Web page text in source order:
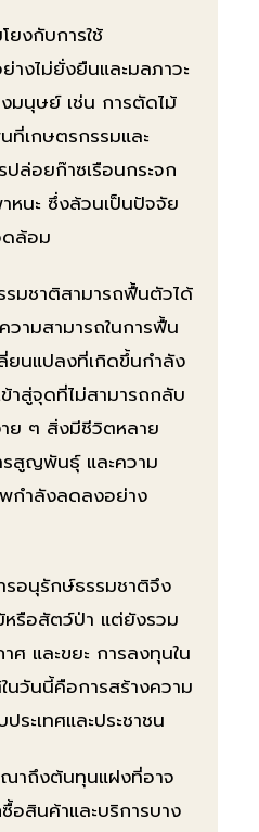
ยงกับการใช้
างไม่ยั่งยืนและมลภาวะ
มนุษย์ เช่น การตัดไม้
ที่เกษตรกรรมและ
ล่อยก๊าซเรือนกระจก
หนะ ซึ่งล้วนเป็นปัจจัย
ดล้อม
รมชาติสามารถฟื้นตัวได้
ามสามารถในการฟื้น
ยนแปลงที่เกิดขึ้นกำลัง
าสู่จุดที่ไม่สามารถกลับ
าย ๆ สิ่งมีชีวิตหลาย
สูญพันธุ์ และความ
กำลังลดลงอย่าง
รอนุรักษ์ธรรมชาติจึง
หรือสัตว์ป่า แต่ยังรวม
ศ และขยะ การลงทุนใน
นวันนี้คือการสร้างความ
ระเทศและประชาชน
าถึงต้นทุนแฝงที่อาจ
อสินค้าและบริการบาง